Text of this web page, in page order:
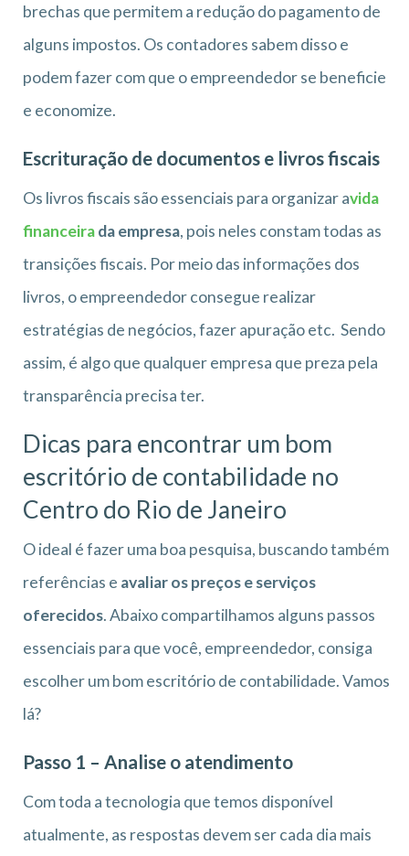
brechas que permitem a redução do pagamento de
alguns impostos. Os contadores sabem disso e
podem fazer com que o empreendedor se beneficie
e economize.
Escrituração de documentos e livros fiscais
Os livros fiscais são essenciais para organizar avida
financeirada empresa, pois neles constam todas as
transições fiscais. Por meio das informações dos
livros, o empreendedor consegue realizar
estratégias de negócios, fazer apuração etc. Sendo
assim, é algo que qualquer empresa que preza pela
transparência precisa ter.
Dicas para encontrar um bom
escritório de contabilidade no
Centro do Rio de Janeiro
O ideal é fazer uma boa pesquisa, buscando também
referências e avaliar os preços e serviços
oferecidos. Abaixo compartilhamos alguns passos
essenciais para que você, empreendedor, consiga
escolher um bom escritório de contabilidade. Vamos
lá?
Passo 1 – Analise o atendimento
Com toda a tecnologia que temos disponível
atualmente, as respostas devem ser cada dia mais